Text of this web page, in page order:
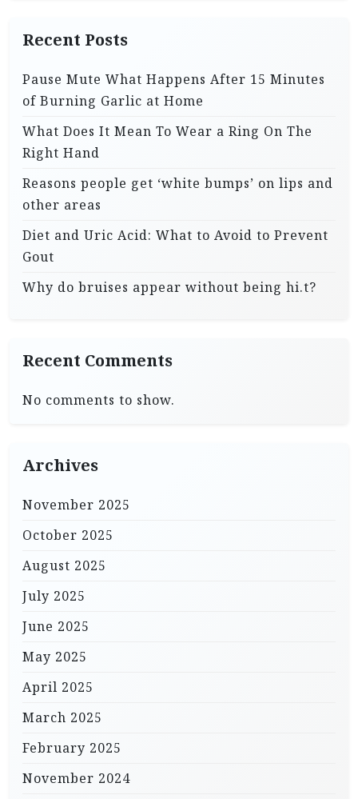
Recent Posts
Pause Mute What Happens After 15 Minutes
of Burning Garlic at Home
What Does It Mean To Wear a Ring On The
Right Hand
Reasons people get ‘white bumps’ on lips and
other areas
Diet and Uric Acid: What to Avoid to Prevent
Gout
Why do bruises appear without being hi.t?
Recent Comments
No comments to show.
Archives
November 2025
October 2025
August 2025
July 2025
June 2025
May 2025
April 2025
March 2025
February 2025
November 2024